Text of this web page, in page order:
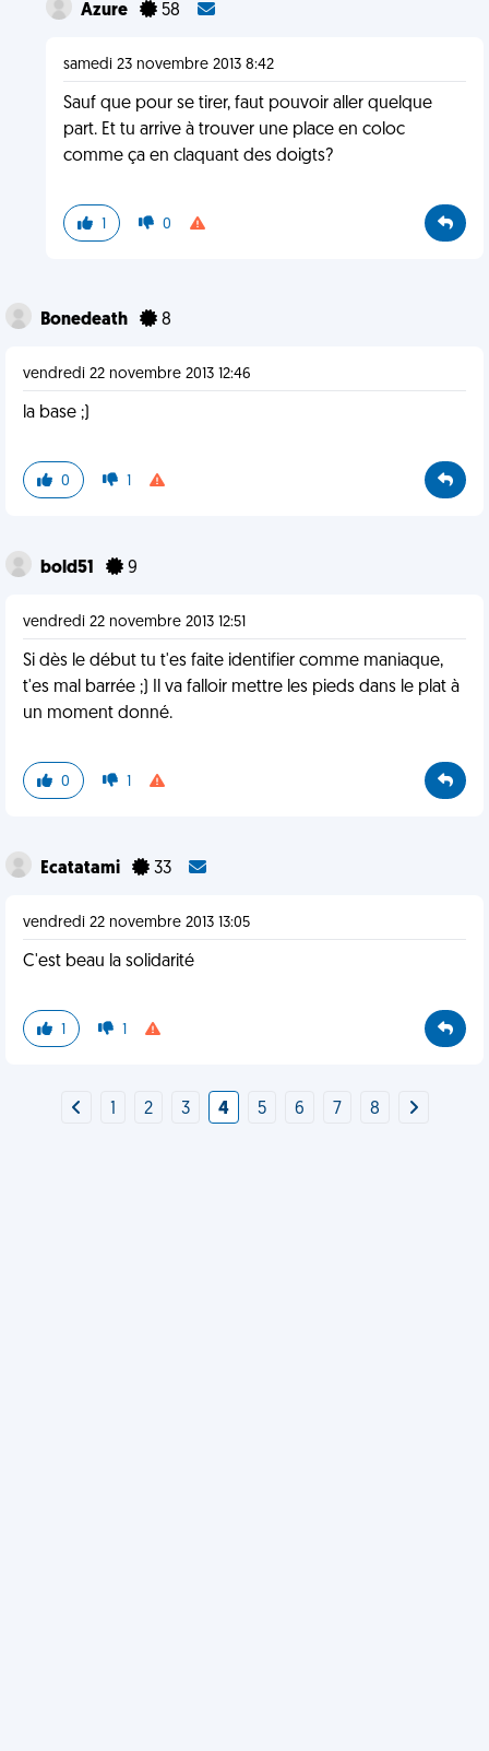
Azure 58
samedi 23 novembre 2013 8:42
Sauf que pour se tirer, faut pouvoir aller quelque
part. Et tu arrive à trouver une place en coloc
comme ça en claquant des doigts?
1 0
Bonedeath 8
vendredi 22 novembre 2013 12:46
la base ;)
0 1
bold51 9
vendredi 22 novembre 2013 12:51
Si dès le début tu t'es faite identifier comme maniaque,
t'es mal barrée ;) Il va falloir mettre les pieds dans le plat à
un moment donné.
0 1
Ecatatami 33
vendredi 22 novembre 2013 13:05
C'est beau la solidarité
1 1
2 3 4 5 6 7 8